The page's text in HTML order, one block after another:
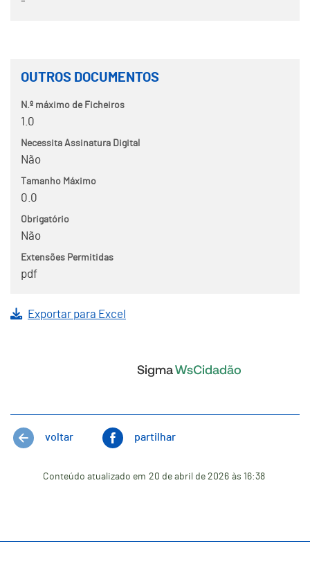
OUTROS DOCUMENTOS
N.º máximo de Ficheiros
1.0
Necessita Assinatura Digital
Não
Tamanho Máximo
0.0
Obrigatório
Não
Extensões Permitidas
pdf
Exportar para Excel
voltar partilhar
Conteúdo atualizado em 20 de abril de 2026 às 16:38